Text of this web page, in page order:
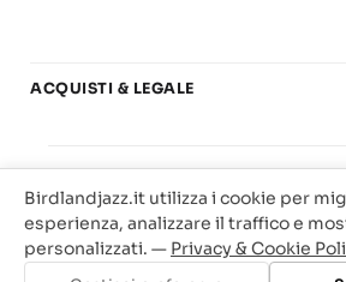
Basi play-along
Offerte
Carta del Docente
ACQUISTI & LEGALE
Privacy & Cookie
Traccia il tuo ordine
Birdland Milano. P.Iva
Web Agency
Birdlandjazz.it utilizza i cookie per
esperienza, analizzare il traffico e
personalizzati. — Privacy & Cookie